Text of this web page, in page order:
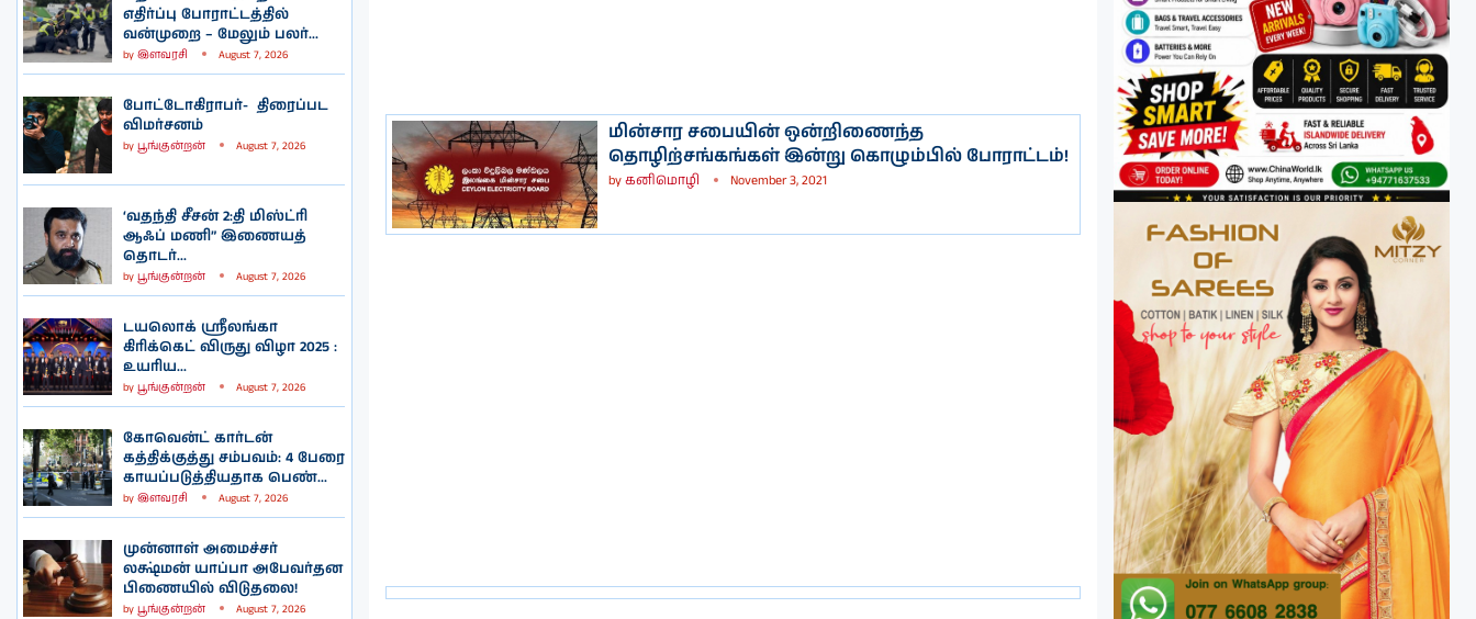
எதிர்ப்பு போராட்டத்தில்
வன்முறை – மேலும் பலர்...
by இளவரசி August 7, 2026
போட்டோகிராபர்- ‌ திரைப்பட
விமர்சனம்
by பூங்குன்றன் August 7, 2026
‘வதந்தி சீசன் 2:தி மிஸ்ட்ரி
ஆஃப் மணி” இணையத்
தொடர்...
by பூங்குன்றன் August 7, 2026
டயலொக் ஸ்ரீலங்கா
கிரிக்கெட் விருது விழா 2025 :
உயரிய...
by பூங்குன்றன் August 7, 2026
கோவென்ட் கார்டன்
கத்திக்குத்து சம்பவம்: 4 பேரை
காயப்படுத்தியதாக பெண்...
by இளவரசி August 7, 2026
முன்னாள் அமைச்சர்
லக்ஷ்மன் யாப்பா அபேவர்தன
பிணையில் விடுதலை!
by பூங்குன்றன் August 7, 2026
மின்சார சபையின் ஒன்றிணைந்த
தொழிற்சங்கங்கள் இன்று கொழும்பில் போராட்டம்!
byகனிமொழி November 3, 2021